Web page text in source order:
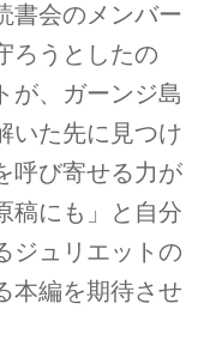
書会のメンバー
ろうとしたの
が、ガーンジ島
いた先に見つけ
呼び寄せる力が
稿にも」と自分
ジュリエットの
本編を期待させ